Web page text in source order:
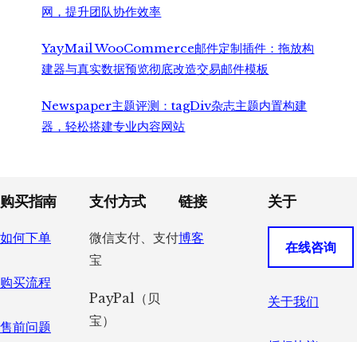
网，提升团队协作效率
YayMail WooCommerce邮件定制插件：拖放构
建器与真实数据预览彻底改造交易邮件模板
Newspaper主题评测：tagDiv杂志主题内置构建
器，轻松搭建专业内容网站
Footer
购买指南
如何下单
购买流程
售前问题
支付方式
微信支付、支付
宝
PayPal（贝
宝）
链接
博客
关于
在线咨询
关于我们